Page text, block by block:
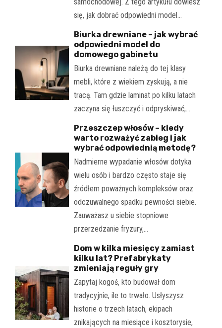
samochodowej. Z tego artykułu dowiesz
się, jak dobrać odpowiedni model…
Biurka drewniane – jak wybrać
odpowiedni model do
domowego gabinetu
Biurka drewniane należą do tej klasy
mebli, które z wiekiem zyskują, a nie
tracą. Tam gdzie laminat po kilku latach
zaczyna się łuszczyć i odpryskiwać,…
Przeszczep włosów – kiedy
warto rozważyć zabieg i jak
wybrać odpowiednią metodę?
Nadmierne wypadanie włosów dotyka
wielu osób i bardzo często staje się
źródłem poważnych kompleksów oraz
odczuwalnego spadku pewności siebie.
Zauważasz u siebie stopniowe
przerzedzanie fryzury,…
Dom w kilka miesięcy zamiast
kilku lat? Prefabrykaty
zmieniają reguły gry
Zapytaj kogoś, kto budował dom
tradycyjnie, ile to trwało. Usłyszysz
historie o trzech latach, ekipach
znikających na miesiące i kosztorysie,